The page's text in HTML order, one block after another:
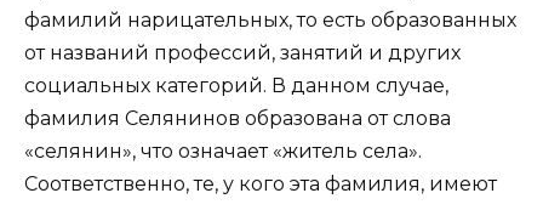
фамилий нарицательных, то есть образованных
от названий профессий, занятий и других
социальных категорий. В данном случае,
фамилия Селянинов образована от слова
«селянин», что означает «житель села».
Соответственно, те, у кого эта фамилия, имеют